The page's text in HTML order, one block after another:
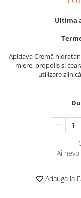
Supliment Complexe
Supliment Magneziu
Supliment Vitamina B
Supliment Vitamina
Supliment Vitamina E
Supliment Zinc
Tincturi si
Tuse gat si respiratie
Vitamine si minerale
Ultima
Apidava Cremă
miere, propolis și
utilizare
Ai
Adauga la